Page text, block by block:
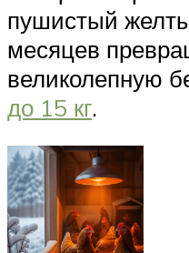
пушистый
месяцев
великолепную
до 15 кг.